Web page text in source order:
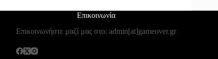
Επικοινωνία
Επικοινωνήστε μαζί μας στο: admin[at]gameover.gr